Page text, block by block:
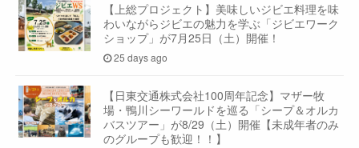
【上総プロジェクト】美味しいジビエ料理を味
わいながらジビエの魅力を学ぶ「ジビエワーク
ショップ」が7月25日（土）開催！
25 days ago
【日東交通株式会社100周年記念】マザー牧
場・鴨川シーワールドを巡る「シープ＆オルカ
バスツアー」が8/29（土）開催【未成年者のみ
のグループも歓迎！！】